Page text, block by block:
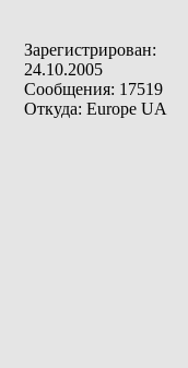
Зарегистрирован:
24.10.2005
Сообщения: 17519
Откуда: Europe UA